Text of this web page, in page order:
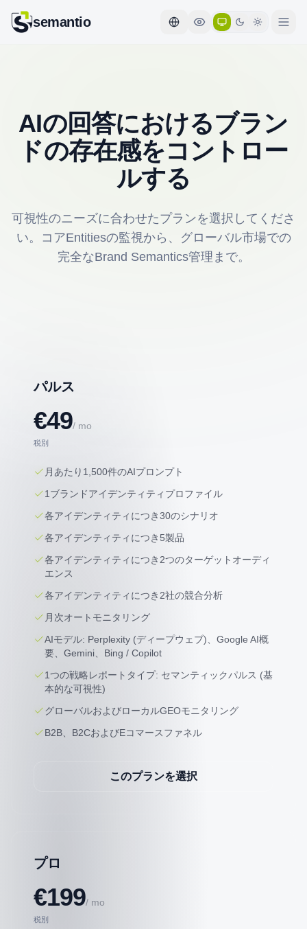
semantio
AIの回答におけるブラン
ドの存在感をコントロー
ルする
可視性のニーズに合わせたプランを選択してくださ
い。コアEntitiesの監視から、グローバル市場での
完全なBrand Semantics管理まで。
パルス
€49/ mo
税別
月あたり1,500件のAIプロンプト
1ブランドアイデンティティプロファイル
各アイデンティティにつき30のシナリオ
各アイデンティティにつき5製品
各アイデンティティにつき2つのターゲットオーディ
エンス
各アイデンティティにつき2社の競合分析
月次オートモニタリング
AIモデル: Perplexity (ディープウェブ)、Google AI概
要、Gemini、Bing / Copilot
1つの戦略レポートタイプ: セマンティックパルス (基
本的な可視性)
グローバルおよびローカルGEOモニタリング
B2B、B2CおよびEコマースファネル
このプランを選択
プロ
€199/ mo
税別